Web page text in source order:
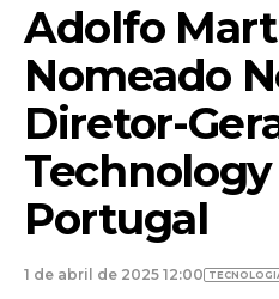
Adolfo
Nomeado
Diretor-
Portugal
1 de abril de 2025 12:00